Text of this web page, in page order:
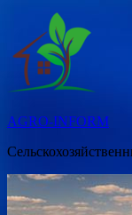
Перейти
содержимому
AGRO-INFORM